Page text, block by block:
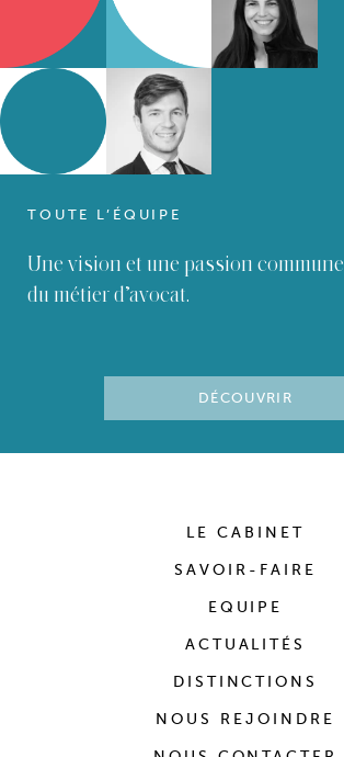
TOUTE L’ÉQUIPE
Une vision et une passion commune
du métier d’avocat.
DÉCOUVRIR
LE CABINET
SAVOIR-FAIRE
EQUIPE
ACTUALITÉS
DISTINCTIONS
NOUS REJOINDRE